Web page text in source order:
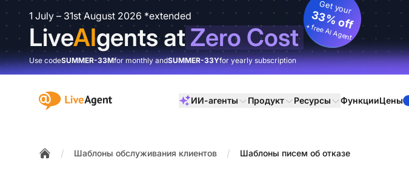
1 July – 31st August 2026 *extended
LiveAIgents atZero Cost
Get your
33% off
+ free AI Agent
Use codeSUMMER-33Mfor monthly andSUMMER-33Yfor yearly subscription
:site.title ИИ-агенты Продукт Ресурсы ФункцииЦены
/ Шаблоны обслуживания клиентов / Шаблоны писем об отказе